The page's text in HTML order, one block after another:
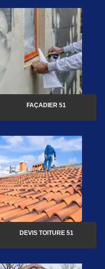
FAÇADIER 51
DEVIS TOITURE 51